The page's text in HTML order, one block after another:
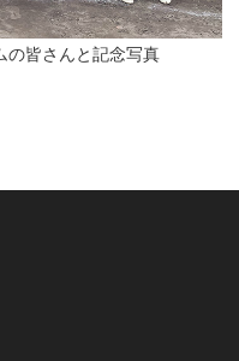
の皆さんと記念写真